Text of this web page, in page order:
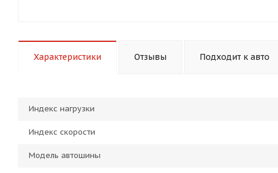
Характеристики Отзывы Подходит к авто
Индекс нагрузки
Индекс скорости
Модель автошины